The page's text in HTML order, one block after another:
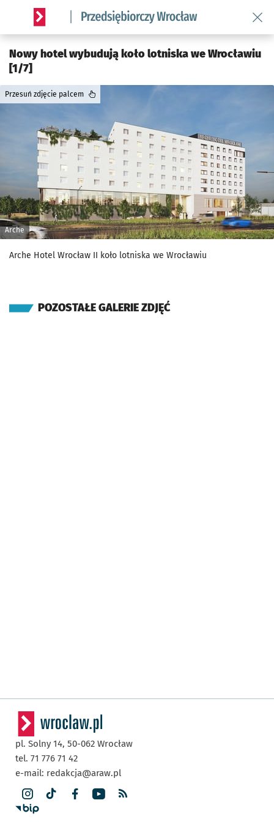
Serwis informacyjny wroclaw.pl podserwis: Strategia
Nowy hotel wybudują koło lotniska we Wrocławiu
[1/7]
Arche
Przesuń zdjęcie palcem
Arche Hotel Wrocław II koło lotniska we Wrocławiu
POZOSTAŁE GALERIE ZDJĘĆ
pl. Solny 14, 50-062 Wrocław
tel. 71 776 71 42
e-mail: redakcja@araw.pl